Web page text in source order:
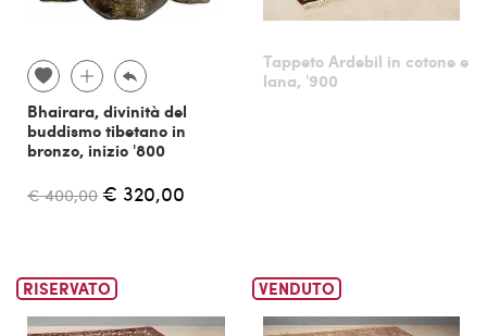
Bhairara, divinità del
buddismo tibetano in
bronzo, inizio '800
€ 400,00 € 320,00
Tappeto Ardebil in cotone e
lana, '900
RISERVATO VENDUTO